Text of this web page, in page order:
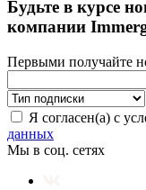
Будьте в курсе
компании
Первыми получайте
Я согласен(а) с
данных
Мы в соц. сетях